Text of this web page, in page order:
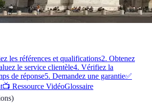
les références et qualifications2. Obtenez
le service clientèle4. Vérifiez la
de réponse5. Demandez une garantie✅
📺 Ressource VidéoGlossaire
)